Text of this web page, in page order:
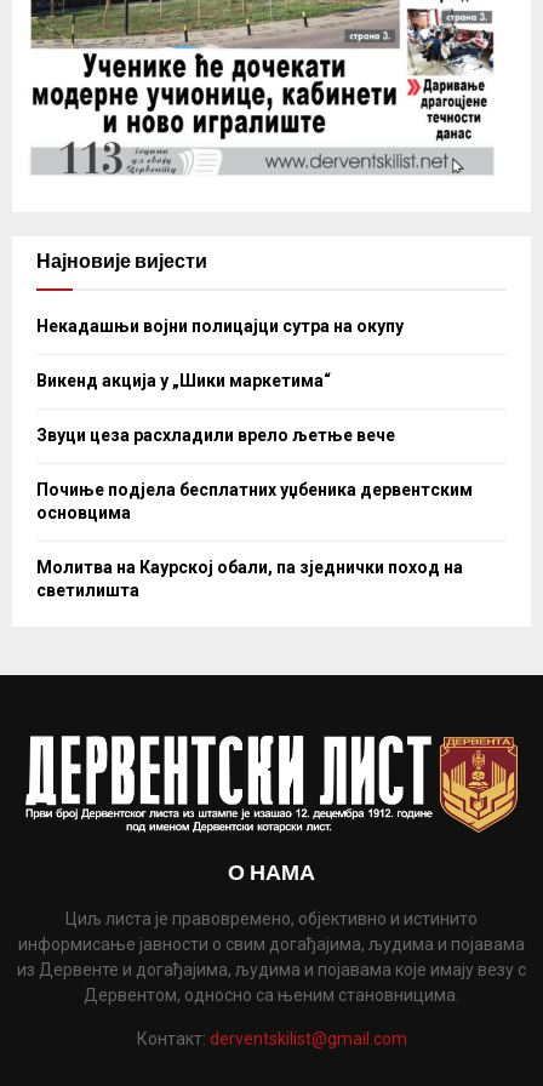
Најновије вијести
Некадашњи војни полицајци сутра на окупу
Викенд акција у „Шики маркетима“
Звуци цеза расхладили врело љетње вече
Почиње подјела бесплатних уџбеника дервентским
основцима
Молитва на Каурској обали, па зједнички поход на
светилишта
О НАМА
Циљ листа је правовремено, објективно и истинито
информисање јавности о свим догађајима, људима и појавама
из Дервенте и догађајима, људима и појавама које имају везу с
Дервентом, односно са њеним становницима.
Контакт: derventskilist@gmail.com